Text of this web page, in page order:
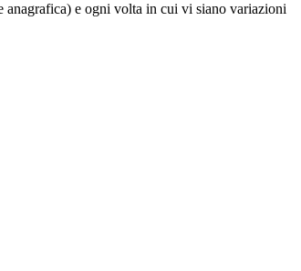
anagrafica) e ogni volta in cui vi siano variazioni